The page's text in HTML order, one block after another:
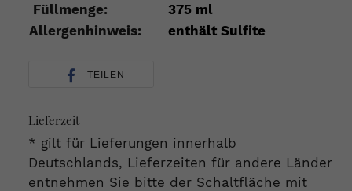
Füllmenge:
375 ml
Allergenhinweis:
enthält Sulfite
TEILEN
Lieferzeit
* gilt für Lieferungen innerhalb
Deutschlands, Lieferzeiten für andere Länder
entnehmen Sie bitte der Schaltfläche mit